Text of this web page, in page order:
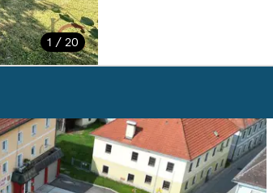
1 / 20